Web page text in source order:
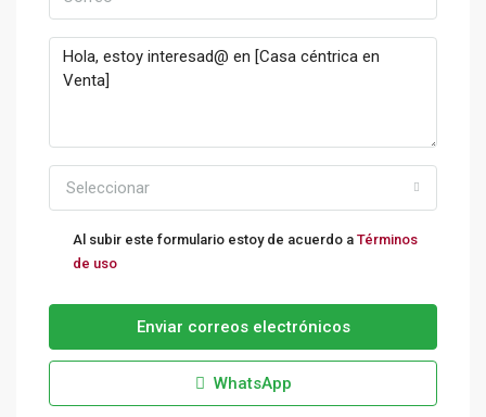
Seleccionar
Al subir este formulario estoy de acuerdo a Términos
de uso
Enviar correos electrónicos
WhatsApp